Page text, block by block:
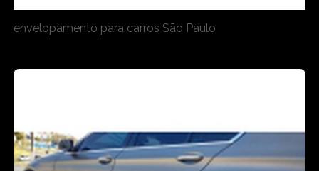
envelopamento para carros São Paulo